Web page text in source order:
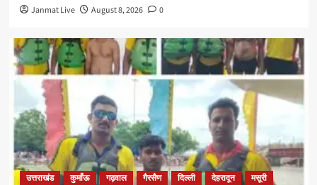
Janmat Live August 8, 2026 0
उत्तराखंड कुमाँऊ गढ़वाल गैरसैण दिल्ली देहरादून
मसूरी